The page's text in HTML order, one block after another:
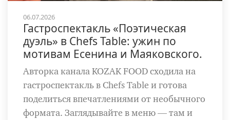
06.07.2026
Гастроспектакль «Поэтическая
дуэль» в Chefs Table: ужин по
мотивам Есенина и Маяковского.
Авторка канала KOZAK FOOD сходила на
гастроспектакль в Chefs Table и готова
поделиться впечатлениями от необычного
формата. Заглядывайте в меню — там и